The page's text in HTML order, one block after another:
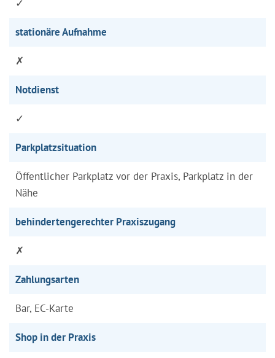
✓
stationäre Aufnahme
✗
Notdienst
✓
Parkplatzsituation
Öffentlicher Parkplatz vor der Praxis, Parkplatz in der
Nähe
behindertengerechter Praxiszugang
✗
Zahlungsarten
Bar, EC-Karte
Shop in der Praxis